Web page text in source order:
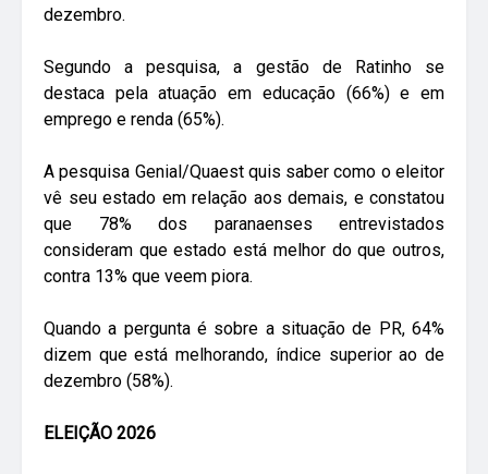
dezembro.
Segundo a pesquisa, a gestão de Ratinho se
destaca pela atuação em educação (66%) e em
emprego e renda (65%).
A pesquisa Genial/Quaest quis saber como o eleitor
vê seu estado em relação aos demais, e constatou
que 78% dos paranaenses entrevistados
consideram que estado está melhor do que outros,
contra 13% que veem piora.
Quando a pergunta é sobre a situação de PR, 64%
dizem que está melhorando, índice superior ao de
dezembro (58%).
ELEIÇÃO 2026